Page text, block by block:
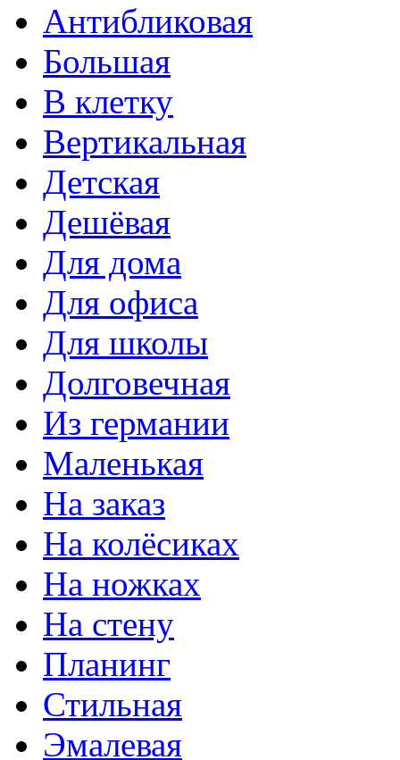
Антибликовая
Большая
В клетку
Вертикальная
Детская
Дешёвая
Для дома
Для офиса
Для школы
Долговечная
Из германии
Маленькая
На заказ
На колёсиках
На ножках
На стену
Планинг
Стильная
Эмалевая